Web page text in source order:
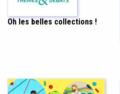
Oh les belles collections !